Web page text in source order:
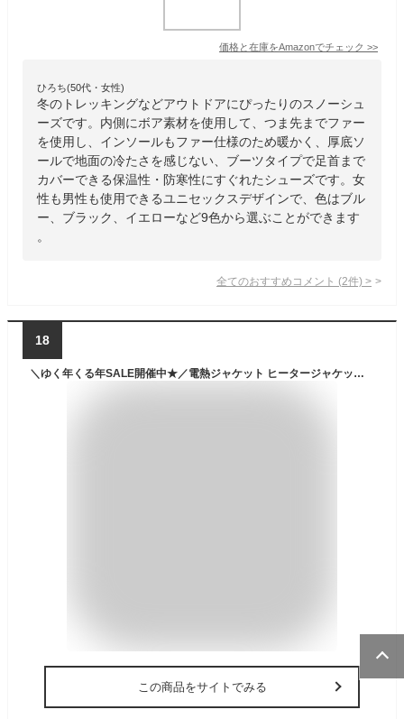
価格と在庫をAmazonでチェック >>
ひろち(50代・女性)
冬のトレッキングなどアウトドアにぴったりのスノーシュ
ーズです。内側にボア素材を使用して、つま先までファー
を使用し、インソールもファー仕様のため暖かく、厚底ソ
ールで地面の冷たさを感じない、ブーツタイプで足首まで
カバーできる保温性・防寒性にすぐれたシューズです。女
性も男性も使用できるユニセックスデザインで、色はブル
ー、ブラック、イエローなど9色から選ぶことができます
。
全てのおすすめコメント (2件) >
18
＼ゆく年くる年SALE開催中★／電熱ジャケット ヒータージャケット 長袖 温度調節可能付 加熱 ジャケット 電気ジャケット 洗える 防寒 極暖 アウター 中綿 アウトドア ゴルフ 釣り バイク コート 撥水 M L XL 上着 メンズ インクルーシブ In’crewsive|slz|
この商品をサイトでみる